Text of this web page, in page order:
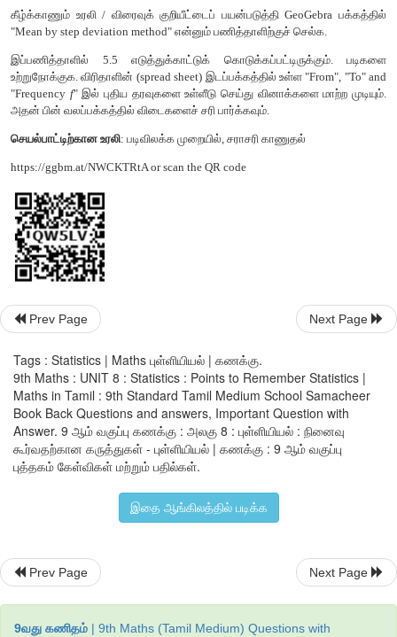
இணையச் செயல்பாடு
இறுதியில் கிடைக்கப்பெறும்
படி1
கீழ்க்காணும் உரலி பயன்படுத்தி
"Mean by step deviation method"
பணித்தாளிற்குச்
இப்பணித்தாளில் 5.5எடுத்துக்காட்டுக்
உற்றுநோக்குக . விரிதாளின்(spread sheet)இடப்பக்கத்தில் உள்ள
"Frequencyf"இல் புதிய தரவுகளை உள்ளீடு செய்து
அதன் பின் வலப்பக்கத்தில் விடைகளைச் சரி பார்க்கவும்.
செயல்பாட்டிற்கான உரலி :படிவிலக்க
https://ggbm.at/NWCKTRtA or scan the QR code
Prev Page Next Page
Tags : Statistics | Maths புள்ளியியல் | கணக்கு.
9th Maths : UNIT 8 : Statistics : Points to Remember Statistics |
Maths in Tamil : 9th Standard Tamil Medium School Samacheer
Book Back Questions and answers, Important Question with
Answer. 9 ஆம் வகுப்பு கணக்கு : அலகு 8 : புள்ளியியல் : நினைவு
கூர்வதற்கான கருத்துகள் - புள்ளியியல் | கணக்கு : 9 ஆம் வகுப்பு
புத்தகம் கேள்விகள் மற்றும் பதில்கள்.
இதை ஆங்கிலத்தில் படிக்க
Prev Page Next Page
9வது கணிதம் | 9th Maths (Tamil Medium) Questions with